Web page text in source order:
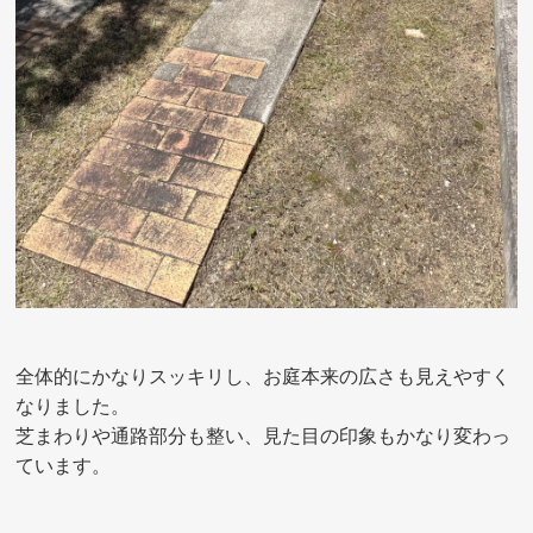
全体的にかなりスッキリし、お庭本来の広さも見えやすく
なりました。
芝まわりや通路部分も整い、見た目の印象もかなり変わっ
ています。